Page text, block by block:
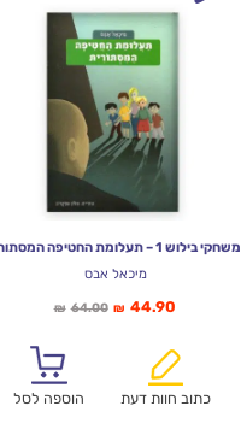
משחקי בילוש 1 – תעלומת החטיפה המסתורית
מיכאל אבס
₪ 64.00המחיר
₪64.00.
₪ 44.90המחיר
הוא:
כתוב חוות דעת
הוספה לסל